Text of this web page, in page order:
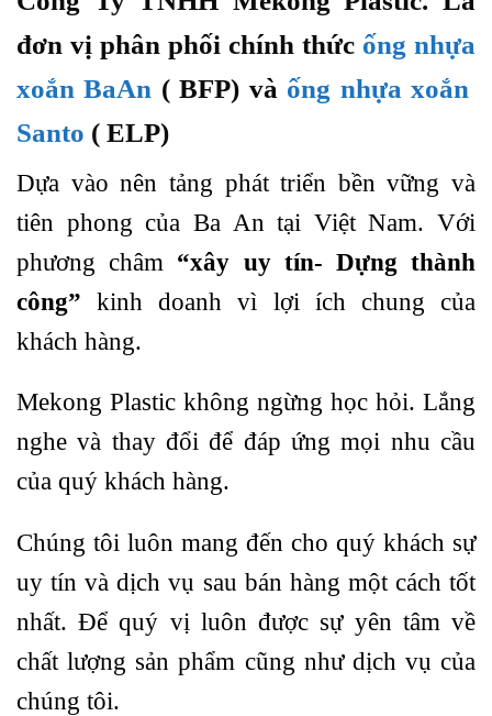
đơn vị phân phối chính thức ống nhựa
xoắn BaAn ( BFP) và ống nhựa xoắn
Santo ( ELP)
Dựa vào nên tảng phát triển bền vững và
tiên phong của Ba An tại Việt Nam. Với
phương châm “xây uy tín- Dựng thành
công” kinh doanh vì lợi ích chung của
khách hàng.
Mekong Plastic không ngừng học hỏi. Lắng
nghe và thay đổi để đáp ứng mọi nhu cầu
của quý khách hàng.
Chúng tôi luôn mang đến cho quý khách sự
uy tín và dịch vụ sau bán hàng một cách tốt
nhất. Để quý vị luôn được sự yên tâm về
chất lượng sản phẩm cũng như dịch vụ của
chúng tôi.